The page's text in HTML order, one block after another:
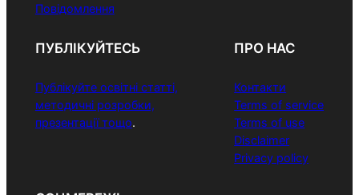
Повідомлення
ПУБЛІКУЙТЕСЬ
Публікуйте освітні статті,
методичні розробки,
презентації тощо.
ПРО НАС
Контакти
Terms of service
Terms of use
Disclaimer
Privacy policy